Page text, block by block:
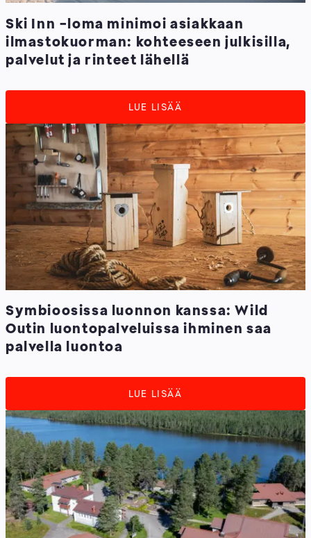
Ski Inn -loma minimoi asiakkaan
ilmastokuorman: kohteeseen julkisilla,
palvelut ja rinteet lähellä
LUE LISÄÄ
Symbioosissa luonnon kanssa: Wild
Outin luontopalveluissa ihminen saa
palvella luontoa
LUE LISÄÄ